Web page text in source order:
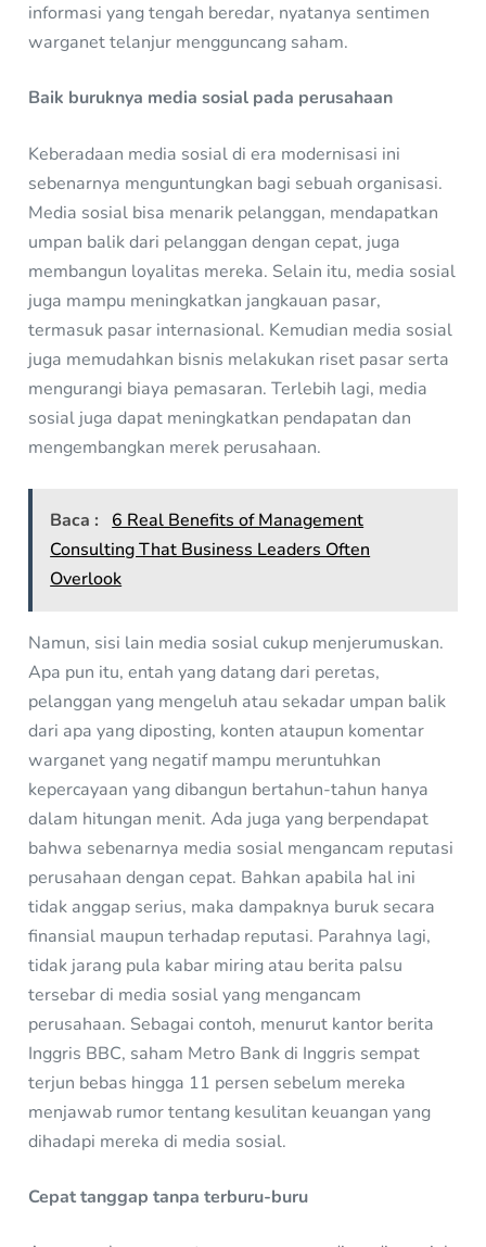
informasi yang tengah beredar, nyatanya sentimen
warganet telanjur mengguncang saham.
Baik buruknya media sosial pada perusahaan
Keberadaan media sosial di era modernisasi ini
sebenarnya menguntungkan bagi sebuah organisasi.
Media sosial bisa menarik pelanggan, mendapatkan
umpan balik dari pelanggan dengan cepat, juga
membangun loyalitas mereka. Selain itu, media sosial
juga mampu meningkatkan jangkauan pasar,
termasuk pasar internasional. Kemudian media sosial
juga memudahkan bisnis melakukan riset pasar serta
mengurangi biaya pemasaran. Terlebih lagi, media
sosial juga dapat meningkatkan pendapatan dan
mengembangkan merek perusahaan.
Baca :
6 Real Benefits of Management
Consulting That Business Leaders Often
Overlook
Namun, sisi lain media sosial cukup menjerumuskan.
Apa pun itu, entah yang datang dari peretas,
pelanggan yang mengeluh atau sekadar umpan balik
dari apa yang diposting, konten ataupun komentar
warganet yang negatif mampu meruntuhkan
kepercayaan yang dibangun bertahun-tahun hanya
dalam hitungan menit. Ada juga yang berpendapat
bahwa sebenarnya media sosial mengancam reputasi
perusahaan dengan cepat. Bahkan apabila hal ini
tidak anggap serius, maka dampaknya buruk secara
finansial maupun terhadap reputasi. Parahnya lagi,
tidak jarang pula kabar miring atau berita palsu
tersebar di media sosial yang mengancam
perusahaan. Sebagai contoh, menurut kantor berita
Inggris BBC, saham Metro Bank di Inggris sempat
terjun bebas hingga 11 persen sebelum mereka
menjawab rumor tentang kesulitan keuangan yang
dihadapi mereka di media sosial.
Cepat tanggap tanpa terburu-buru